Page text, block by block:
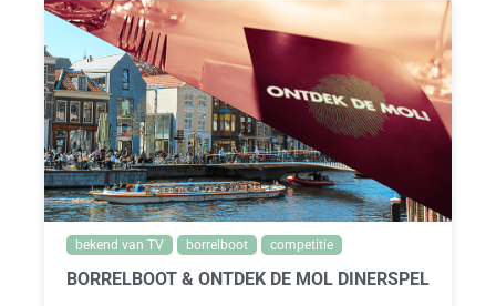
bekend van TV borrelboot competitie
BORRELBOOT & ONTDEK DE MOL DINERSPEL